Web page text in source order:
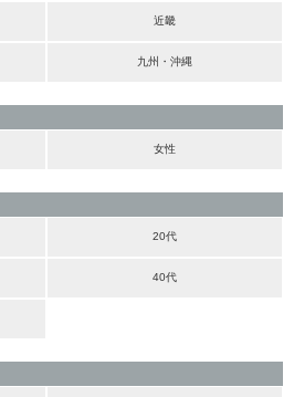
近畿
九州・沖縄
女性
20代
40代